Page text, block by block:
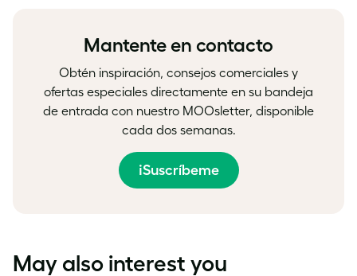
Mantente en contacto
Obtén inspiración, consejos comerciales y
ofertas especiales directamente en su bandeja
de entrada con nuestro MOOsletter, disponible
cada dos semanas.
¡Suscríbeme
May also interest you